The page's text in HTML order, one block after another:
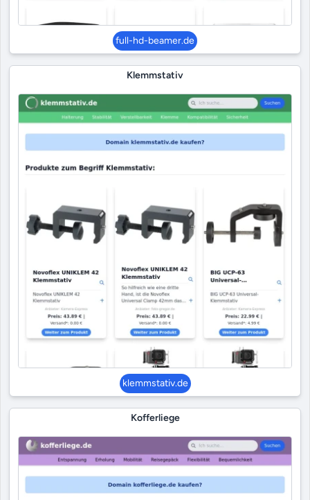
full-hd-beamer.de
Klemmstativ
klemmstativ.de
Kofferliege